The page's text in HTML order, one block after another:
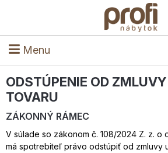
Menu
Kuchyňa a jedáleň
ODSTÚPENIE OD
TOVARU
ZÁKONNÝ RÁMEC
V súlade so zákonom č. 108/2024 Z. z. o
má spotrebiteľ právo odstúpiť od zmluvy